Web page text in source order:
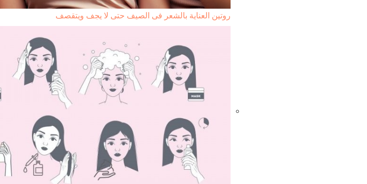
روتين العناية بالشعر فى الصيف حتى لا يجف ويتقصف